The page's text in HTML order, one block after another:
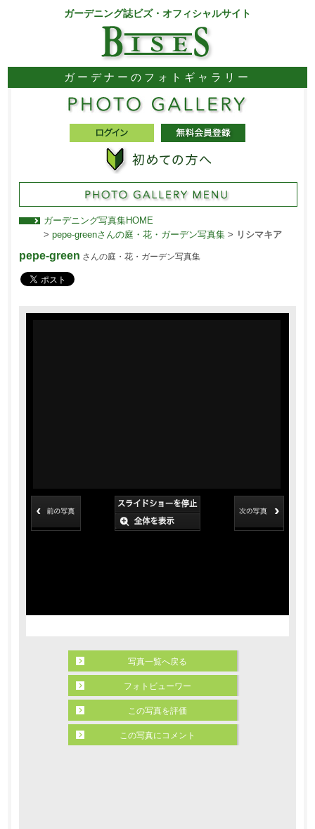
ガーデニング誌ビズ・オフィシャルサイト
ガーデナーのフォトギャラリー
ガーデニング写真集HOME
> pepe-greenさんの庭・花・ガーデン写真集> リシマキア
pepe-green さんの庭・花・ガーデン写真集
写真一覧へ戻る
フォトビューワー
この写真を評価
この写真にコメント